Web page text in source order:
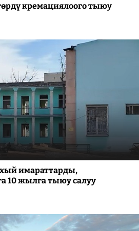
кремациялоого тыюу
имараттарды,
10 жылга тыюу салуу